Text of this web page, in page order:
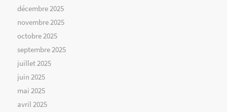
décembre 2025
novembre 2025
octobre 2025
septembre 2025
juillet 2025
juin 2025
mai 2025
avril 2025